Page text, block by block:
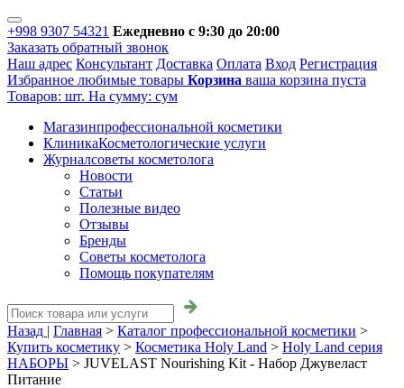
+998 9307 54321 Ежедневно с 9:30 до 20:00
Заказать обратный звонок
Наш адрес Консультант Доставка Оплата Вход Регистрация
Избранное любимые товары Корзина ваша корзина пуста
Товаров: шт. На сумму: сум
Магазинпрофессиональной косметики
КлиникаКосметологические услуги
Журналсоветы косметолога
Новости
Статьи
Полезные видео
Отзывы
Бренды
Советы косметолога
Помощь покупателям
Назад | Главная > Каталог профессиональной косметики >
Купить косметику > Косметика Holy Land > Holy Land серия
НАБОРЫ > JUVELAST Nourishing Kit - Набор Джувеласт
Питание